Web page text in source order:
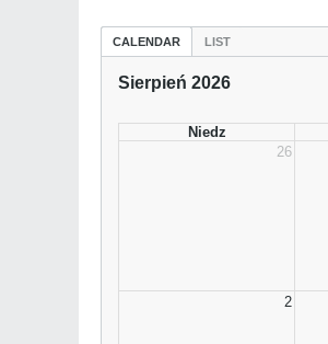
CALENDAR LIST
Sierpień 2026
Niedz
26
2